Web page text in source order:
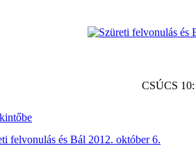
CSÚCS
felvonulás és Bál 2012. október 6.